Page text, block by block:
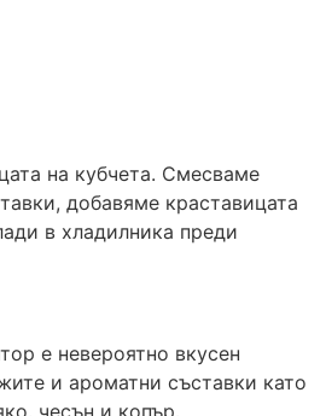
на кубчета. Смесваме
добавяме краставицата
в хладилника преди
е невероятно вкусен
и ароматни съставки като
чесън и копър.